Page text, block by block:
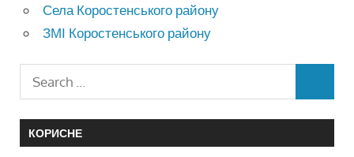
Села Коростенського району
ЗМІ Коростенського району
КОРИСНЕ